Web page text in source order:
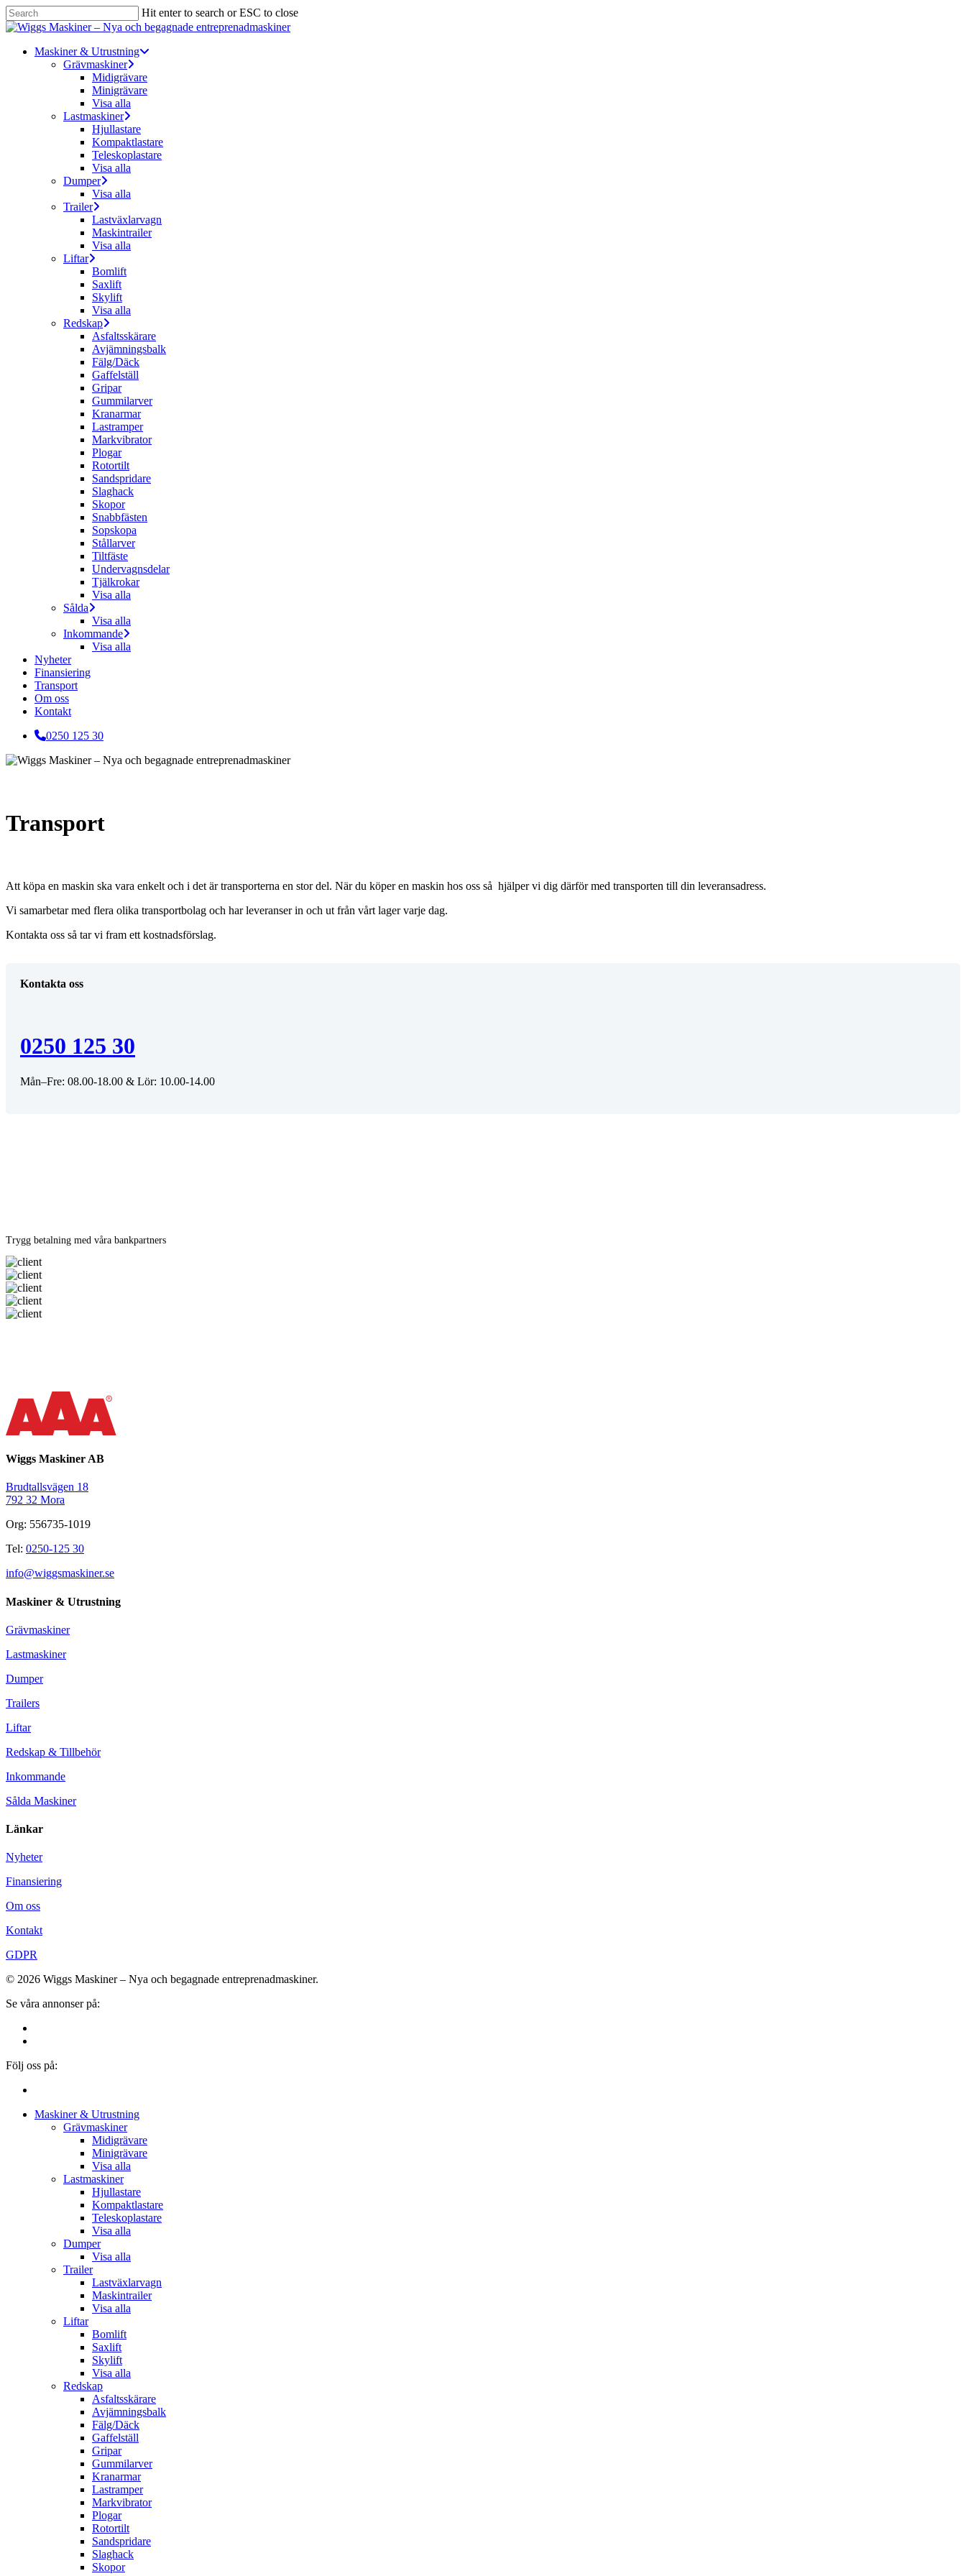
Skip
to
content
Hit enter to search or ESC to close
Close
Menu
Maskiner & Utrustning
Grävmaskiner
Midigrävare
Minigrävare
Visa alla
Lastmaskiner
Hjullastare
Kompaktlastare
Teleskoplastare
Visa alla
Dumper
Visa alla
Trailer
Lastväxlarvagn
Maskintrailer
Visa alla
Liftar
Bomlift
Saxlift
Skylift
Visa alla
Redskap
Asfaltsskärare
Avjämningsbalk
Fälg/Däck
Gaffelställ
Gripar
Gummilarver
Kranarmar
Lastramper
Markvibrator
Plogar
Rotortilt
Sandspridare
Slaghack
Skopor
Snabbfästen
Sopskopa
Stållarver
Tiltfäste
Undervagnsdelar
Tjälkrokar
Visa alla
Sålda
Visa alla
Inkommande
Visa alla
Nyheter
Finansiering
Transport
Om oss
Kontakt
0250 125 30
Transport
Att köpa en maskin ska vara enkelt och i det är transporterna en stor del. När du köper en maskin hos oss så hjälper vi dig därför med transporten till din leveransadress.
Vi samarbetar med flera olika transportbolag och har leveranser in och ut från vårt lager varje dag.
Kontakta oss så tar vi fram ett kostnadsförslag.
Kontakta oss
0250 125 30
Mån–Fre: 08.00-18.00 & Lör: 10.00-14.00
Trygg betalning med våra bankpartners
Wiggs Maskiner AB
Brudtallsvägen 18
792 32 Mora
Org: 556735-1019
Tel: 0250-125 30
info@wiggsmaskiner.se
Maskiner & Utrustning
Grävmaskiner
Lastmaskiner
Dumper
Trailers
Liftar
Redskap & Tillbehör
Inkommande
Sålda Maskiner
Länkar
Nyheter
Finansiering
Om oss
Kontakt
GDPR
© 2026 Wiggs Maskiner – Nya och begagnade entreprenadmaskiner.
Se våra annonser på:
Följ oss på:
Close
Maskiner & Utrustning
Grävmaskiner
Midigrävare
Minigrävare
Visa alla
Lastmaskiner
Hjullastare
Kompaktlastare
Teleskoplastare
Visa alla
Dumper
Visa alla
Trailer
Lastväxlarvagn
Maskintrailer
Visa alla
Liftar
Bomlift
Saxlift
Skylift
Visa alla
Redskap
Asfaltsskärare
Avjämningsbalk
Fälg/Däck
Gaffelställ
Gripar
Gummilarver
Kranarmar
Lastramper
Markvibrator
Plogar
Rotortilt
Sandspridare
Slaghack
Skopor